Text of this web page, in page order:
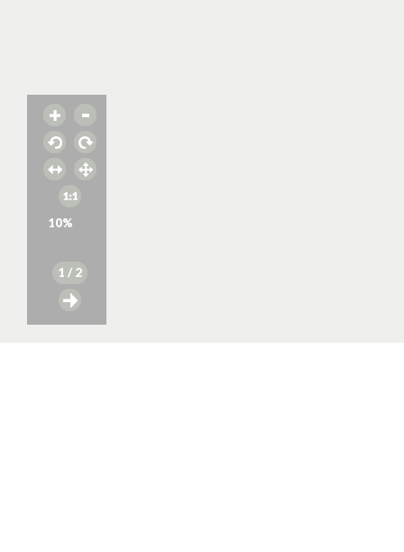
10%
1 / 2